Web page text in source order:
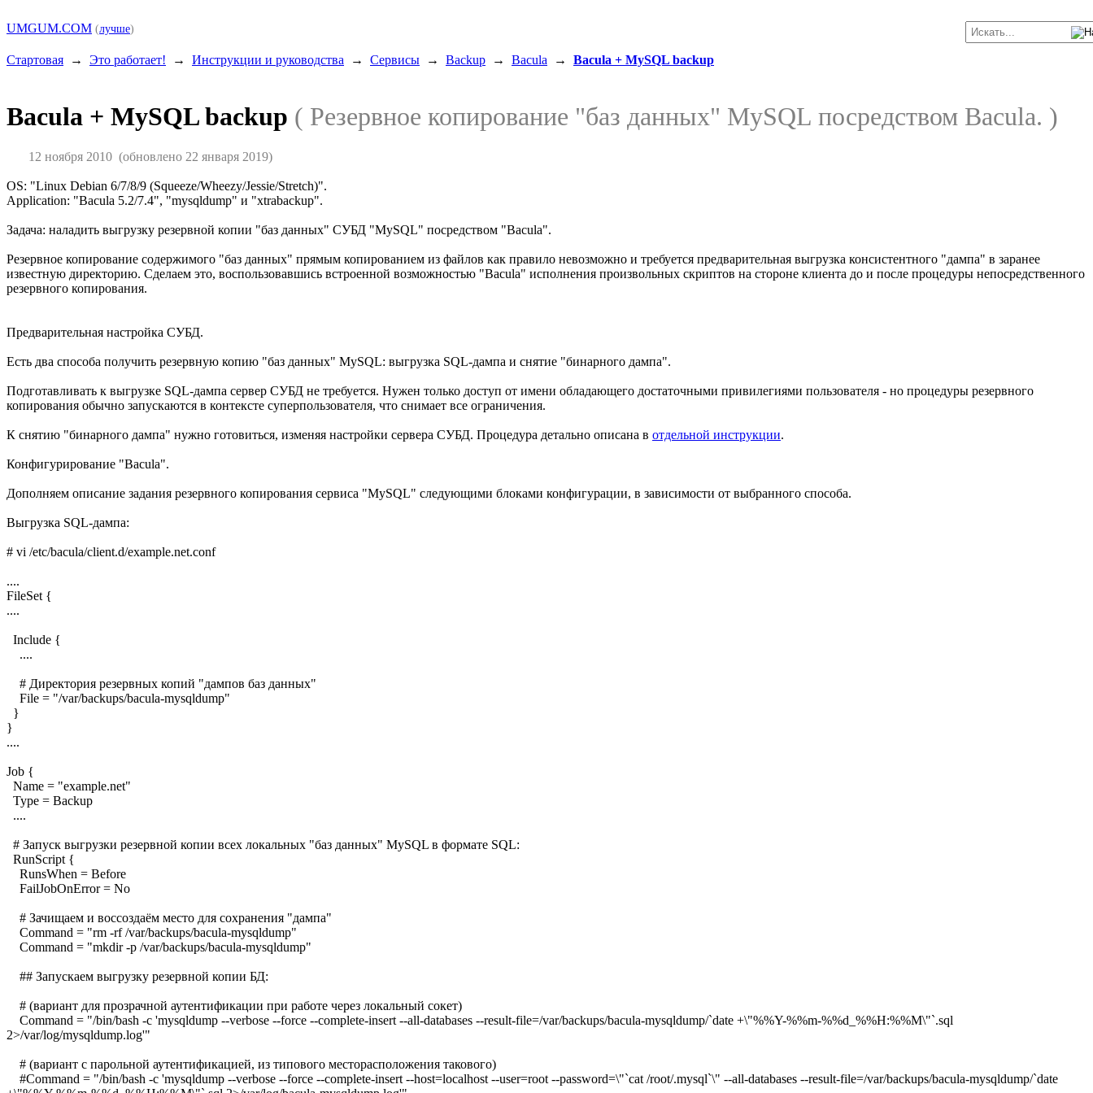
UMGUM.COM (лучше)
Стартовая → Это работает! → Инструкции и руководства → Сервисы → Backup → Bacula → Bacula + MySQL backup
Bacula + MySQL backup ( Резервное копирование "баз данных" MySQL посредством Bacula. )
12 ноября 2010(обновлено 22 января 2019)
OS: "Linux Debian 6/7/8/9 (Squeeze/Wheezy/Jessie/Stretch)".
Application: "Bacula 5.2/7.4", "mysqldump" и "xtrabackup".
Задача: наладить выгрузку резервной копии "баз данных" СУБД "MySQL" посредством "Bacula".
Резервное копирование содержимого "баз данных" прямым копированием из файлов как правило невозможно и требуется предварительная выгрузка консистентного "дампа" в заранее
известную директорию. Сделаем это, воспользовавшись встроенной возможностью "Bacula" исполнения произвольных скриптов на стороне клиента до и после процедуры непосредственного
резервного копирования.
Предварительная настройка СУБД.
Есть два способа получить резервную копию "баз данных" MySQL: выгрузка SQL-дампа и снятие "бинарного дампа".
Подготавливать к выгрузке SQL-дампа сервер СУБД не требуется. Нужен только доступ от имени обладающего достаточными привилегиями пользователя - но процедуры резервного
копирования обычно запускаются в контексте суперпользователя, что снимает все ограничения.
К снятию "бинарного дампа" нужно готовиться, изменяя настройки сервера СУБД. Процедура детально описана в отдельной инструкции.
Конфигурирование "Bacula".
Дополняем описание задания резервного копирования сервиса "MySQL" следующими блоками конфигурации, в зависимости от выбранного способа.
Выгрузка SQL-дампа:
# vi /etc/bacula/client.d/example.net.conf
....
FileSet {
....
Include {
....
# Директория резервных копий "дампов баз данных"
File = "/var/backups/bacula-mysqldump"
}
}
....
Job {
Name = "example.net"
Type = Backup
....
# Запуск выгрузки резервной копии всех локальных "баз данных" MySQL в формате SQL:
RunScript {
RunsWhen = Before
FailJobOnError = No
# Зачищаем и воссоздаём место для сохранения "дампа"
Command = "rm -rf /var/backups/bacula-mysqldump"
Command = "mkdir -p /var/backups/bacula-mysqldump"
## Запускаем выгрузку резервной копии БД:
# (вариант для прозрачной аутентификации при работе через локальный сокет)
Command = "/bin/bash -c 'mysqldump --verbose --force --complete-insert --all-databases --result-file=/var/backups/bacula-mysqldump/`date +\"%%Y-%%m-%%d_%%H:%%M\"`.sql
2>/var/log/mysqldump.log'"
# (вариант с парольной аутентификацией, из типового месторасположения такового)
#Command = "/bin/bash -c 'mysqldump --verbose --force --complete-insert --host=localhost --user=root --password=\"`cat /root/.mysql`\" --all-databases --result-file=/var/backups/bacula-mysqldump/`date